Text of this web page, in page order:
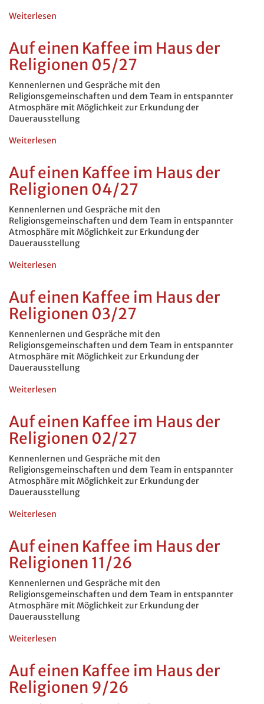
Bahai
Weiterlesen
Kaffee
im
Haus
der
Religionen
06/27
Auf einen Kaffee im Haus der
Religionen 05/27
Kennenlernen und Gespräche mit den
Religionsgemeinschaften und dem Team in entspannter
Atmosphäre mit Möglichkeit zur Erkundung der
Dauerausstellung
Weiterlesen
Kaffee
im
Haus
der
Religionen
05/27
Auf einen Kaffee im Haus der
Religionen 04/27
Kennenlernen und Gespräche mit den
Religionsgemeinschaften und dem Team in entspannter
Atmosphäre mit Möglichkeit zur Erkundung der
Dauerausstellung
Weiterlesen
Kaffee
im
Haus
der
Religionen
04/27
Auf einen Kaffee im Haus der
Religionen 03/27
Kennenlernen und Gespräche mit den
Religionsgemeinschaften und dem Team in entspannter
Atmosphäre mit Möglichkeit zur Erkundung der
Dauerausstellung
Weiterlesen
Kaffee
im
Haus
der
Religionen
03/27
Auf einen Kaffee im Haus der
Religionen 02/27
Kennenlernen und Gespräche mit den
Religionsgemeinschaften und dem Team in entspannter
Atmosphäre mit Möglichkeit zur Erkundung der
Dauerausstellung
Weiterlesen
Kaffee
im
Haus
der
Religionen
02/27
Auf einen Kaffee im Haus der
Religionen 11/26
Kennenlernen und Gespräche mit den
Religionsgemeinschaften und dem Team in entspannter
Atmosphäre mit Möglichkeit zur Erkundung der
Dauerausstellung
Weiterlesen
Kaffee
im
Haus
Auf einen Kaffee im Haus der
Religionen 9/26